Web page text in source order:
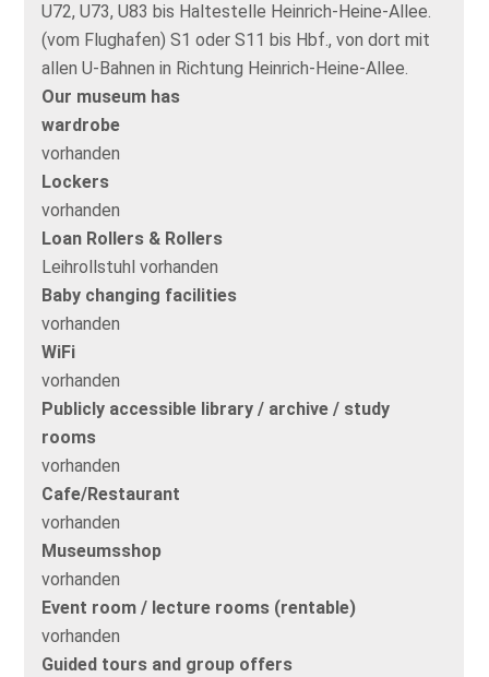
U72, U73, U83 bis Haltestelle Heinrich-Heine-Allee.
(vom Flughafen) S1 oder S11 bis Hbf., von dort mit
allen U-Bahnen in Richtung Heinrich-Heine-Allee.
Our museum has
wardrobe
vorhanden
Lockers
vorhanden
Loan Rollers & Rollers
Leihrollstuhl vorhanden
Baby changing facilities
vorhanden
WiFi
vorhanden
Publicly accessible library / archive / study
rooms
vorhanden
Cafe/Restaurant
vorhanden
Museumsshop
vorhanden
Event room / lecture rooms (rentable)
vorhanden
Guided tours and group offers